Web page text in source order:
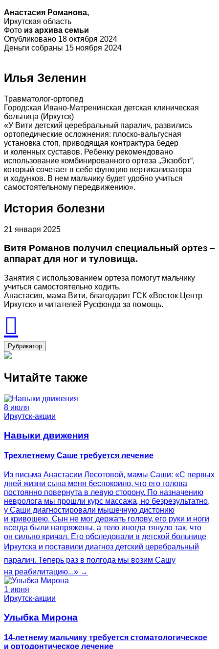
Анастасия Романова,
Иркутская область
Фото из архива семьи
Опубликовано 18 октября 2024
Деньги собраны 15 ноября 2024
Илья Зеленин
Травматолог-ортопед
Городская Ивано-Матренинская детская клиническая
больница (Иркутск)
«У Вити детский церебральный паралич, развились
ортопедические осложнения: плоско-вальгусная
установка стоп, приводящая контрактура бедер
и коленных суставов. Ребенку рекомендовано
использование комбинированного ортеза „Экзобот“,
который сочетает в себе функцию вертикализатора
и ходунков. В нем мальчику будет удобно учиться
самостоятельному передвижению».
История болезни
21 января 2025
Витя Романов получил специальный ортез –
аппарат для ног и туловища.
Занятия с использованием ортеза помогут мальчику
учиться самостоятельно ходить.
Анастасия, мама Вити, благодарит ГСК «Восток Центр
Иркутск» и читателей Русфонда за помощь.
Рубрикатор
Читайте также
8 июля
Иркутск-акции
Навыки движения
Трехлетнему Саше требуется лечение
Из письма Анастасии Лесотовой, мамы Саши: «С первых
дней жизни сына меня беспокоило, что его голова
постоянно повернута в левую сторону. По назначению
невролога мы прошли курс массажа, но безрезультатно,
у Саши диагностировали мышечную дистонию
и кривошею. Сын не мог держать голову, его руки и ноги
всегда были напряжены, а тело иногда тянуло так, что
он сильно кричал. Его обследовали в детской больнице
Иркутска и поставили диагноз детский церебральный
паралич. Теперь раз в полгода мы возим Сашу
на реабилитацию...» →
1 июня
Иркутск-акции
Улыбка Мирона
14-летнему мальчику требуется стоматологическое
и ортодонтическое лечение